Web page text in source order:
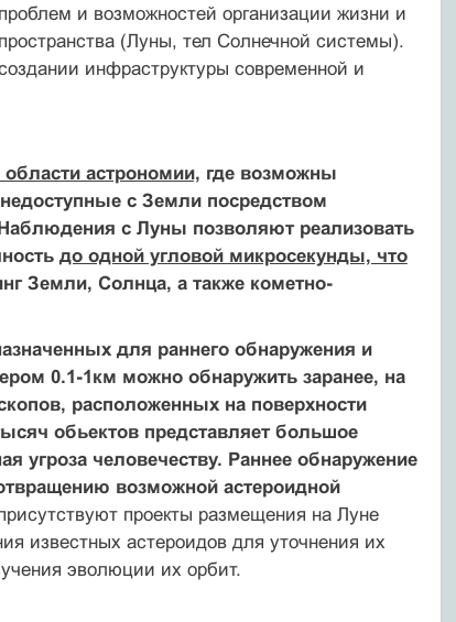
и возможностей организации жизни и
(Луны, тел Солнечной системы).
инфраструктуры современной и
астрономии, где возможны
с Земли посредством
с Луны позволяют реализовать
до одной угловой микросекунды, что
Земли, Солнца, а также кометно-
для раннего обнаружения и
0.1-1км можно обнаружить заранее, на
расположенных на поверхности
обьектов представляет большое
угроза человечеству. Раннее обнаружение
возможной астероидной
проекты размещения на Луне
известных астероидов для уточнения их
эволюции их орбит.